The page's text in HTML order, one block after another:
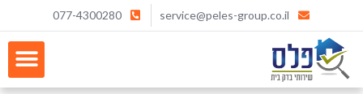
service@peles-group.co.il
077-4300280